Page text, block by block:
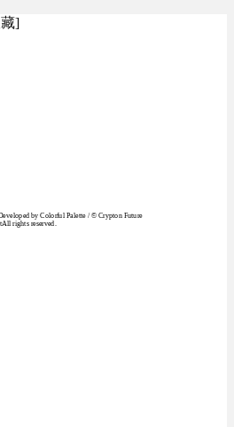
]
by Colorful Palette / © Crypton Future
rights reserved.